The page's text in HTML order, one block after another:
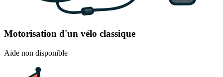
Motorisation d'un vélo classique
Aide non disponible